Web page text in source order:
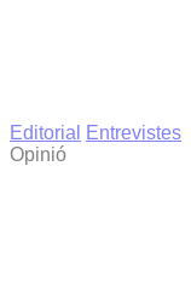
Editorial
Entrevistes
Opinió